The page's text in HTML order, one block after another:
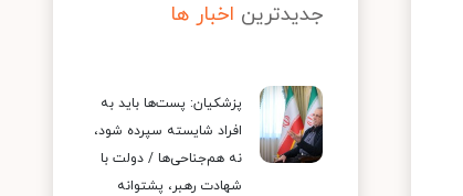
جدیدترین اخبار ها
پزشکیان: پست‌ها باید به
افراد شایسته سپرده شود،
نه هم‌جناحی‌ها / دولت با
شهادت رهبر، پشتوانه